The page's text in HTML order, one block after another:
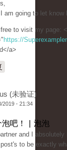
am going to let know
free to visit my page:
https://
a>
(未验证)
2019 - 21:34
泡吧！ | 泡泡
and I
to be exactly